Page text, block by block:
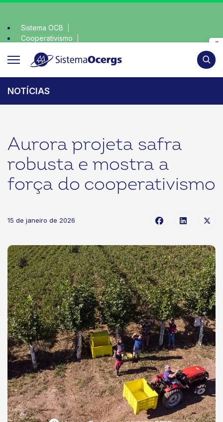
Sistema OCB
Cooperativismo
NOTÍCIAS
Aurora projeta safra
robusta e mostra a
força do cooperativismo
15 de janeiro de 2026